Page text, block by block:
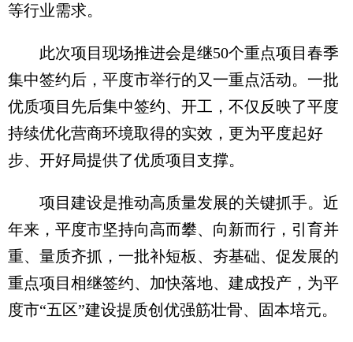
等行业需求。
此次项目现场推进会是继50个重点项目春季
集中签约后，平度市举行的又一重点活动。一批
优质项目先后集中签约、开工，不仅反映了平度
持续优化营商环境取得的实效，更为平度起好
步、开好局提供了优质项目支撑。
项目建设是推动高质量发展的关键抓手。近
年来，平度市坚持向高而攀、向新而行，引育并
重、量质齐抓，一批补短板、夯基础、促发展的
重点项目相继签约、加快落地、建成投产，为平
度市“五区”建设提质创优强筋壮骨、固本培元。